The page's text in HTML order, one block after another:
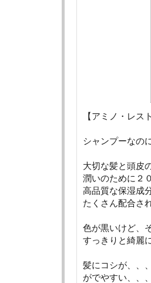
【アミノ・レス
シャンプーなの
大切な髪と頭皮
潤いのために２
高品質な保湿成
たくさん配合さ
色が黒いけど、
すっきりと綺麗
髪にコシが、、
がでやすい、、